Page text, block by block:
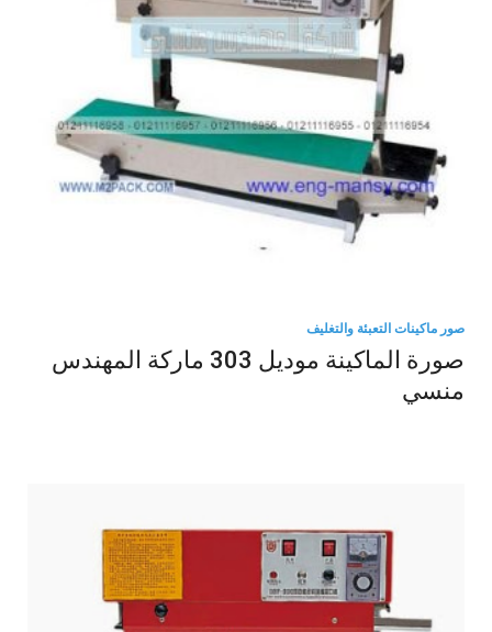
صور ماكينات التعبئة والتغليف
صورة الماكينة موديل 303 ماركة المهندس
منسي